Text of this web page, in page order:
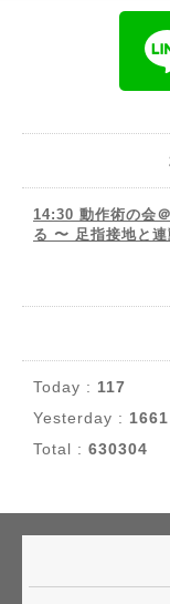
14:30 動作術の会
る 〜 足指接地と連
Today : 117
Yesterday : 1661
Total : 630304